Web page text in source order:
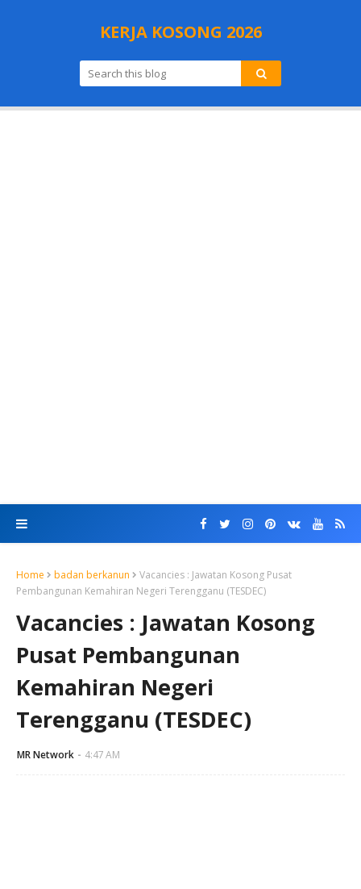
KERJA KOSONG 2026
Home badan berkanun
Vacancies : Jawatan Kosong Pusat
Pembangunan Kemahiran Negeri Terengganu (TESDEC)
Vacancies : Jawatan Kosong
Pusat Pembangunan
Kemahiran Negeri
Terengganu (TESDEC)
MR Network 4:47 AM